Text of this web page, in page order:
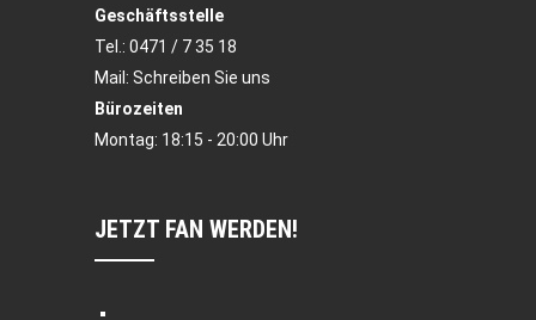
Geschäftsstelle
Tel.: 0471 / 7 35 18
Mail: Schreiben Sie uns
Bürozeiten
Montag: 18:15 - 20:00 Uhr
JETZT FAN WERDEN!